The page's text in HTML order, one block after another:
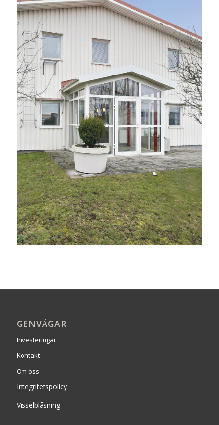
GENVÄGAR
Investeringar
Kontakt
Om oss
Integritetspolicy
Visselblåsning